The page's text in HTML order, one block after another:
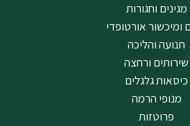
מגינים וחגורות
ומיכשור אורטופדי
תנועה והליכה
שירותים ורחצה
כיסאות גלגלים
מנופי הרמה
פרוטזות